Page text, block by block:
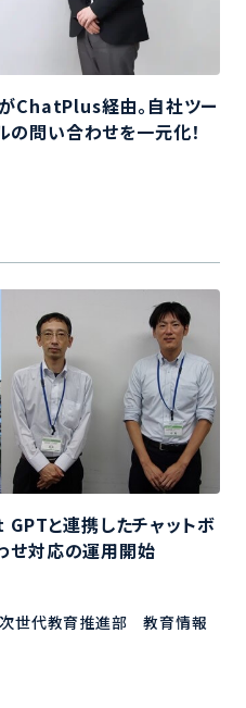
ChatPlus経由。自社ツー
の問い合わせを一元化！
と連携したチャットボ
せ対応の運用開始
世代教育推進部 教育情報